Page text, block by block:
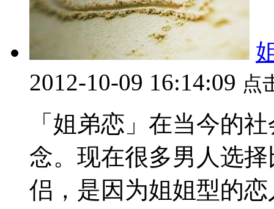
2012-10-09 16:14:09 点
「姐弟恋」在当今的
念。现在很多男人选
侣，是因为姐姐型的